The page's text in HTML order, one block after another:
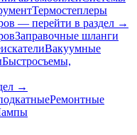
Термостеплеры
— перейти в раздел →
Заправочные шланги
Вакуумные
Быстросъемы,
→
Ремонтные